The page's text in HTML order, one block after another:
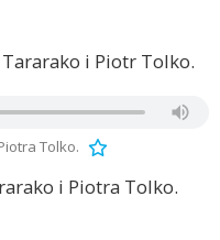
Tararako i Piotr Tolko.
Tolko.
i Piotra Tolko.